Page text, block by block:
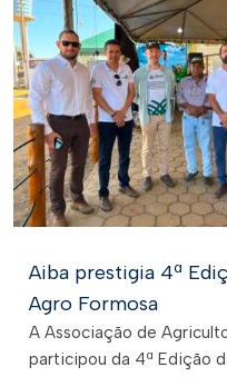
Aiba prestigia 4ª
Agro Formosa
A Associação de
participou da 4ª Edição